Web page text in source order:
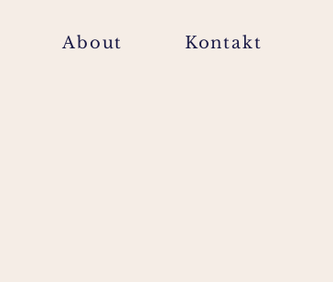
About Kontakt